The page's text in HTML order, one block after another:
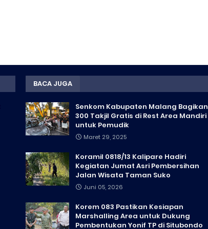
BACA JUGA
Senkom Kabupaten Malang Bagikan
300 Takjil Gratis di Rest Area Mandiri
untuk Pemudik
Maret 29, 2025
Koramil 0818/13 Kalipare Hadiri
Kegiatan Jumat Asri Pembersihan
Jalan Wisata Taman Suko
Juni 05, 2026
Korem 083 Pastikan Kesiapan
Marshalling Area untuk Dukung
Pembentukan Yonif TP di Situbondo